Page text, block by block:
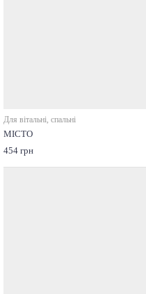
Для вітальні, спальні
МІСТО
454 грн